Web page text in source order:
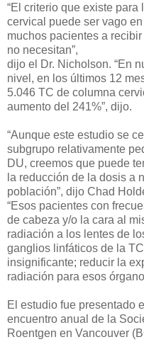
“El criterio que existe
cervical puede ser vago
muchos pacientes a
no necesitan”,
dijo el Dr. Nicholson. “En
nivel, en los últimos 12
5.046 TC de columna
aumento del 241%”, dijo.
“Aunque este estudio se
subgrupo relativamente
DU, creemos que puede
la reducción de la dosis a
población”, dijo Chad
“Esos pacientes con
de cabeza y/o la cara al
radiación a los lentes de
ganglios linfáticos de la
insignificante; reducir la
radiación para esos
El estudio fue presentado
encuentro anual de la
Roentgen en Vancouver